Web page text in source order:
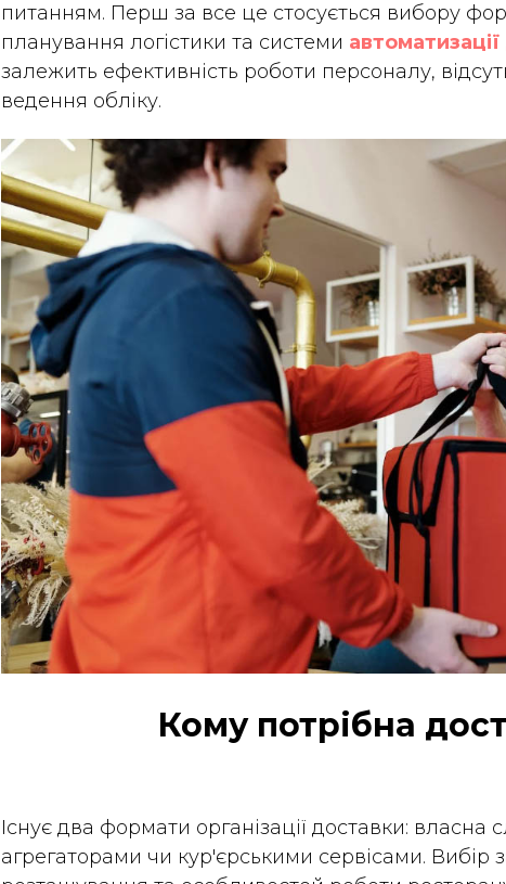
питанням. Перш за все це стосується вибору
планування логістики та системи
залежить ефективність роботи персоналу,
ведення обліку.
Кому потрібна
Існує два формати організації доставки: власна
агрегаторами чи кур'єрськими сервісами. Вибір